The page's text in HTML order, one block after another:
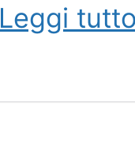
Leggi